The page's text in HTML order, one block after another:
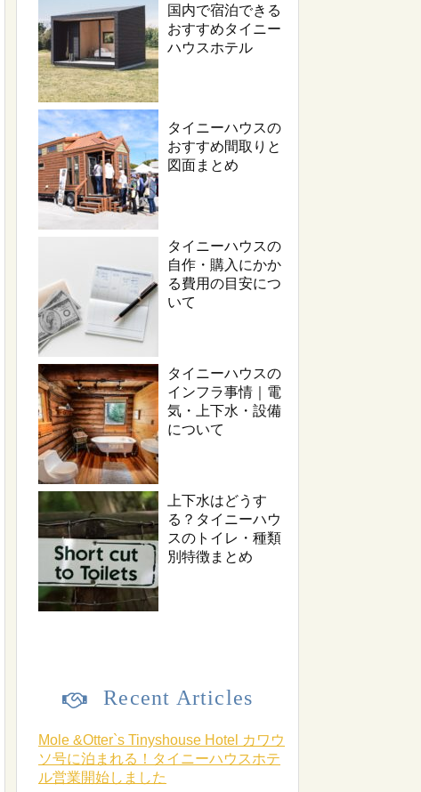
国内で宿泊できる
おすすめタイニー
ハウスホテル
タイニーハウスの
おすすめ間取りと
図面まとめ
タイニーハウスの
自作・購入にかか
る費用の目安につ
いて
タイニーハウスの
インフラ事情｜電
気・上下水・設備
について
上下水はどうす
る？タイニーハウ
スのトイレ・種類
別特徴まとめ
Recent Articles
Mole &Otter`s Tinyshouse Hotel カワウ
ソ号に泊まれる！タイニーハウスホテ
ル営業開始しました